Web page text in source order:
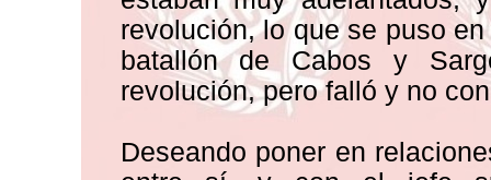
revolución, lo que se puso
batallón de Cabos y
revolución, pero falló y no
Deseando poner en